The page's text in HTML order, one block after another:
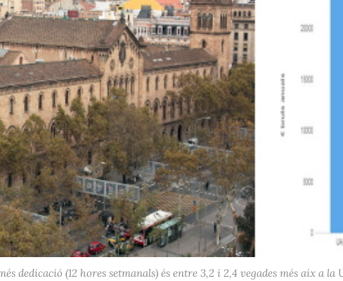
dedicació (12 hores setmanals) és entre 3,2 i 2,4 vegades més aix a la